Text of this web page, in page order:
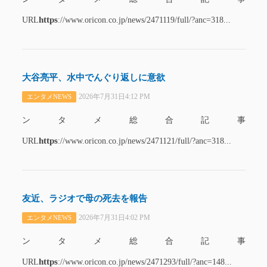
URLhttps://www.oricon.co.jp/news/2471119/full/?anc=318...
大谷亮平、水中でんぐり返しに意欲
エンタメNEWS 2026年7月31日4:12 PM
ンタメ総合記事
URLhttps://www.oricon.co.jp/news/2471121/full/?anc=318...
友近、ラジオで母の死去を報告
エンタメNEWS 2026年7月31日4:02 PM
ンタメ総合記事
URLhttps://www.oricon.co.jp/news/2471293/full/?anc=148...